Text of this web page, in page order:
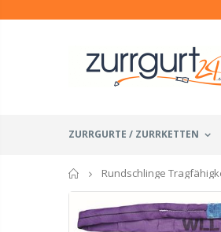
ZURRGURTE / ZURRKETTEN
Startseite
Rundschlinge